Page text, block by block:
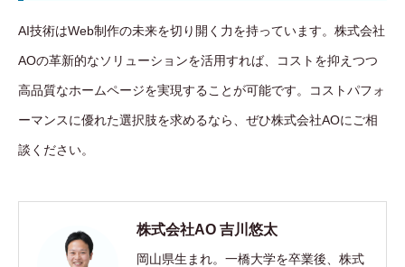
AI技術はWeb制作の未来を切り開く力を持っています。株式会社
AOの革新的なソリューションを活用すれば、コストを抑えつつ
高品質なホームページを実現することが可能です。コストパフォ
ーマンスに優れた選択肢を求めるなら、ぜひ株式会社AOにご相
談ください。
株式会社AO 吉川悠太
岡山県生まれ。一橋大学を卒業後、株式